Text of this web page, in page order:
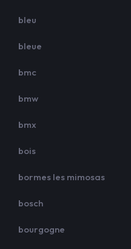
bleu
bleue
bmc
bmw
bmx
bois
bormes les mimosas
bosch
bourgogne